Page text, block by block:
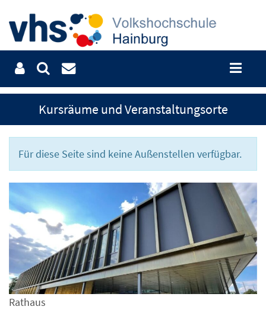
Kursräume und Veranstaltungsorte
Für diese Seite sind keine Außenstellen verfügbar.
Rathaus